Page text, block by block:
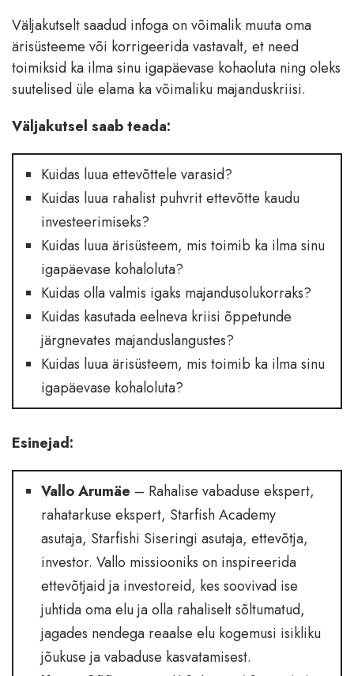
Väljakutselt saadud infoga on võimalik muuta oma
ärisüsteeme või korrigeerida vastavalt, et need
toimiksid ka ilma sinu igapäevase kohaoluta ning oleks
suutelised üle elama ka võimaliku majanduskriisi.
Väljakutsel saab teada:
Kuidas luua ettevõttele varasid?
Kuidas luua rahalist puhvrit ettevõtte kaudu
investeerimiseks?
Kuidas luua ärisüsteem, mis toimib ka ilma sinu
igapäevase kohaloluta?
Kuidas olla valmis igaks majandusolukorraks?
Kuidas kasutada eelneva kriisi õppetunde
järgnevates majanduslangustes?
Kuidas luua ärisüsteem, mis toimib ka ilma sinu
igapäevase kohaloluta?
Esinejad:
Vallo Arumäe – Rahalise vabaduse ekspert,
rahatarkuse ekspert, Starfish Academy
asutaja, Starfishi Siseringi asutaja, ettevõtja,
investor. Vallo missiooniks on inspireerida
ettevõtjaid ja investoreid, kes soovivad ise
juhtida oma elu ja olla rahaliselt sõltumatud,
jagades nendega reaalse elu kogemusi isikliku
jõukuse ja vabaduse kasvatamisest.